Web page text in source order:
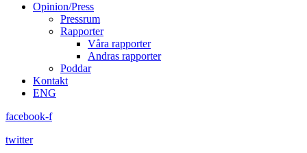
Opinion/Press
Pressrum
Rapporter
Våra rapporter
Andras rapporter
Poddar
Kontakt
ENG
facebook-f
twitter